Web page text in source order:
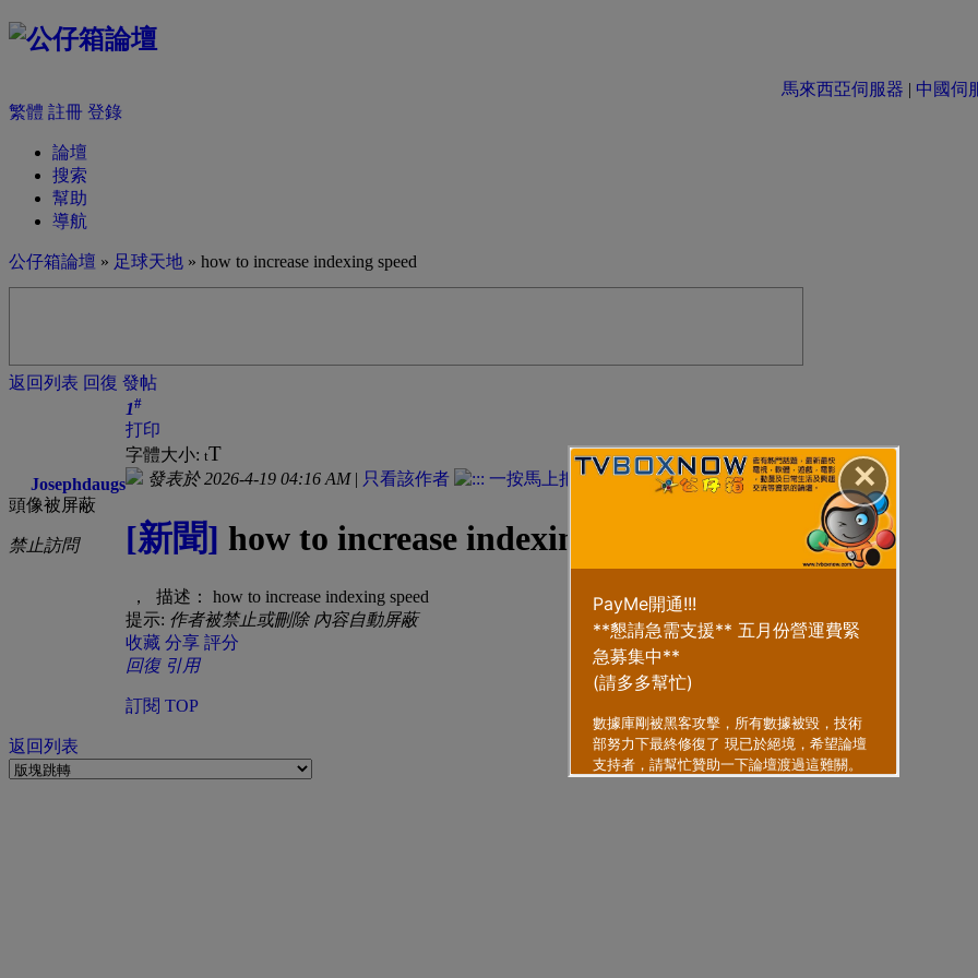
✕
馬來西亞伺服器 | 中國伺
繁體 註冊 登錄
論壇
搜索
幫助
導航
公仔箱論壇 » 足球天地 » how to increase indexing speed
返回列表 回復 發帖
Josephdaugs
頭像被屏蔽
禁止訪問
1#
打印
字體大小: tT
發表於 2026-4-19 04:16 AM| 只看該作者
[新聞] how to increase indexing speed
， 描述： how to increase indexing speed
提示: 作者被禁止或刪除 內容自動屏蔽
收藏 分享 評分
回復 引用
訂閱 TOP
返回列表